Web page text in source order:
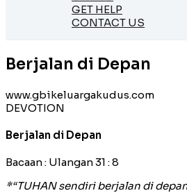
GET HELP
CONTACT US
Berjalan di Depan
www.gbikeluargakudus.com
DEVOTION
Berjalan di Depan
Bacaan : Ulangan 31 : 8
*“TUHAN sendiri berjalan di